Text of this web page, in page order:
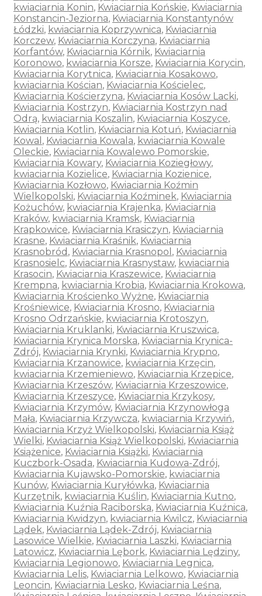
kwiaciarnia Konin, Kwiaciarnia Końskie, Kwiaciarnia
Konstancin-Jeziorna, Kwiaciarnia Konstantynów
Łódzki, kwiaciarnia Koprzywnica, Kwiaciarnia
Korczew, Kwiaciarnia Korczyna, Kwiaciarnia
Korfantów, Kwiaciarnia Kórnik, Kwiaciarnia
Koronowo, kwiaciarnia Korsze, Kwiaciarnia Korycin,
Kwiaciarnia Korytnica, Kwiaciarnia Kosakowo,
kwiaciarnia Kościan, Kwiaciarnia Kościelec,
Kwiaciarnia Kościerzyna, Kwiaciarnia Kosów Lacki,
Kwiaciarnia Kostrzyn, Kwiaciarnia Kostrzyn nad
Odrą, kwiaciarnia Koszalin, Kwiaciarnia Koszyce,
Kwiaciarnia Kotlin, Kwiaciarnia Kotuń, Kwiaciarnia
Kowal , Kwiaciarnia Kowala, kwiaciarnia Kowale
Oleckie, Kwiaciarnia Kowalewo Pomorskie,
Kwiaciarnia Kowary, Kwiaciarnia Koziegłowy,
kwiaciarnia Kozielice, Kwiaciarnia Kozienice,
Kwiaciarnia Kozłowo, Kwiaciarnia Koźmin
Wielkopolski, Kwiaciarnia Koźminek, Kwiaciarnia
Kożuchów, kwiaciarnia Krajenka, Kwiaciarnia
Kraków, kwiaciarnia Kramsk, Kwiaciarnia
Krapkowice, Kwiaciarnia Krasiczyn, Kwiaciarnia
Krasne, Kwiaciarnia Kraśnik, Kwiaciarnia
Krasnobród , Kwiaciarnia Krasnopol , Kwiaciarnia
Krasnosielc, Kwiaciarnia Krasnystaw, kwiaciarnia
Krasocin, Kwiaciarnia Kraszewice, Kwiaciarnia
Krempna, kwiaciarnia Krobia, Kwiaciarnia Krokowa,
Kwiaciarnia Krościenko Wyżne, Kwiaciarnia
Krośniewice, Kwiaciarnia Krosno, Kwiaciarnia
Krosno Odrzańskie, kwiaciarnia Krotoszyn,
Kwiaciarnia Kruklanki, Kwiaciarnia Kruszwica,
Kwiaciarnia Krynica Morska, Kwiaciarnia Krynica-
Zdrój, Kwiaciarnia Krynki, Kwiaciarnia Krypno,
Kwiaciarnia Krzanowice, kwiaciarnia Krzęcin,
kwiaciarnia Krzemieniewo, Kwiaciarnia Krzepice,
Kwiaciarnia Krzeszów, Kwiaciarnia Krzeszowice,
Kwiaciarnia Krzeszyce, Kwiaciarnia Krzykosy,
Kwiaciarnia Krzymów, Kwiaciarnia Krzynowłoga
Mała, Kwiaciarnia Krzywcza, kwiaciarnia Krzywiń,
Kwiaciarnia Krzyż Wielkopolski, Kwiaciarnia Książ
Wielki, Kwiaciarnia Książ Wielkopolski, Kwiaciarnia
Książenice, Kwiaciarnia Książki, Kwiaciarnia
Kuczbork-Osada, Kwiaciarnia Kudowa-Zdrój,
Kwiaciarnia Kujawsko-Pomorskie, kwiaciarnia
Kunów, Kwiaciarnia Kuryłówka, Kwiaciarnia
Kurzętnik, kwiaciarnia Kuślin, Kwiaciarnia Kutno,
Kwiaciarnia Kuźnia Raciborska, Kwiaciarnia Kuźnica,
Kwiaciarnia Kwidzyn, kwiaciarnia Kwilcz, Kwiaciarnia
Lądek, Kwiaciarnia Lądek-Zdrój, Kwiaciarnia
Lasowice Wielkie, Kwiaciarnia Laszki, Kwiaciarnia
Latowicz, Kwiaciarnia Lębork, Kwiaciarnia Lędziny,
Kwiaciarnia Legionowo, Kwiaciarnia Legnica,
Kwiaciarnia Lelis, Kwiaciarnia Lelkowo, Kwiaciarnia
Leoncin, Kwiaciarnia Lesko, Kwiaciarnia Leśna,